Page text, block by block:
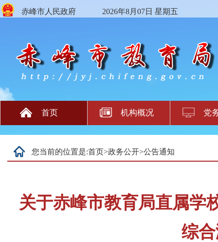
赤峰市人民政府 2026年8月07日 星期五
首页 机构概况 党
您当前的位置是:首页>政务公开>公告通知
关于赤峰市教育局直属学
综